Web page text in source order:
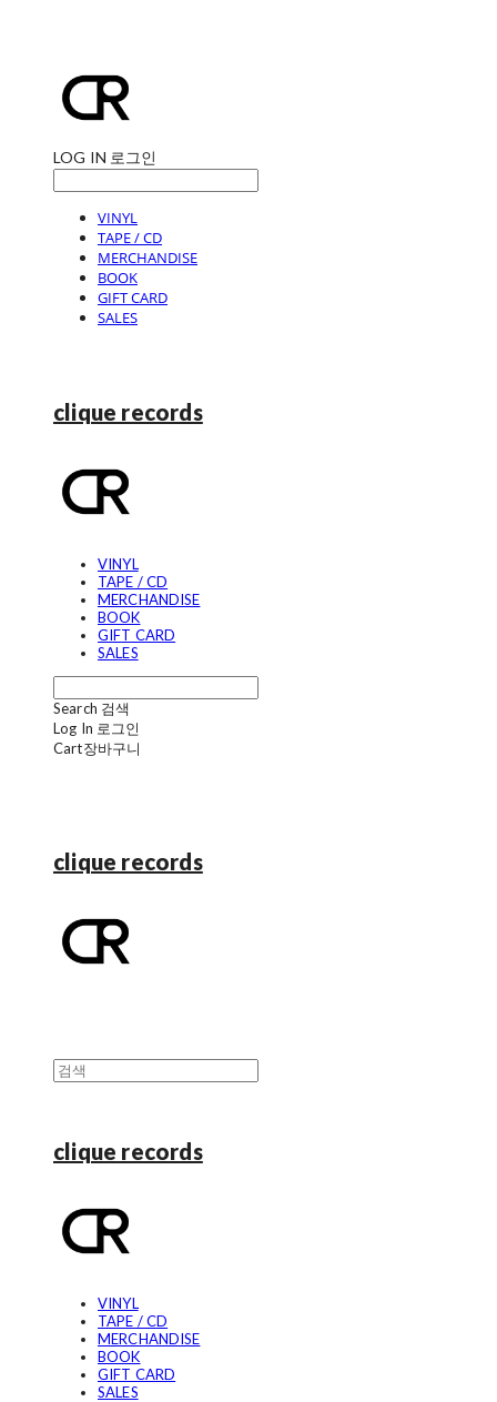
LOG IN 로그인
VINYL
TAPE / CD
MERCHANDISE
BOOK
GIFT CARD
SALES
clique records
VINYL
TAPE / CD
MERCHANDISE
BOOK
GIFT CARD
SALES
Search 검색
Log In 로그인
Cart장바구니
clique records
clique records
VINYL
TAPE / CD
MERCHANDISE
BOOK
GIFT CARD
SALES